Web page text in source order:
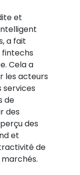
et
a fait
Cela a
les acteurs
services
de
des
des
et
de